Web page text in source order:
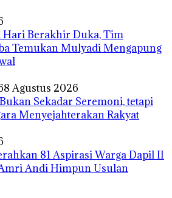
Hari Berakhir Duka, Tim
Temukan Mulyadi Mengapung
8 Agustus 2026
Sekadar Seremoni, tetapi
Menyejahterakan Rakyat
81 Aspirasi Warga Dapil II
Andi Himpun Usulan